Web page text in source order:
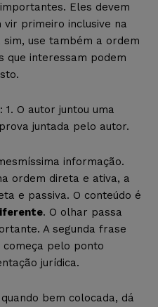
Eles devem
vir primeiro inclusive na
use também a ordem
que interessam podem
O autor juntou uma
juntada pelo autor.
informação.
ordem direta e ativa, a
e passiva. O conteúdo é
. O olhar passa
A segunda frase
pelo ponto
jurídica.
bem colocada, dá